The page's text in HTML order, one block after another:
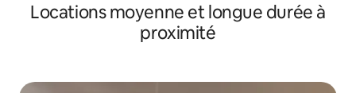
Locations moyenne et longue durée à
proximité